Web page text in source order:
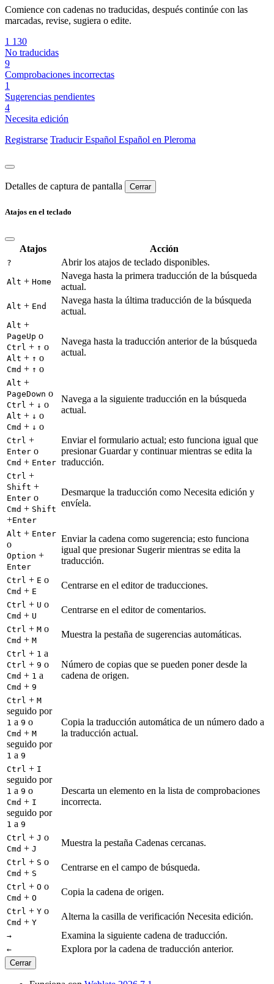
Comience con cadenas no traducidas, después continúe con las
marcadas, revise, sugiera o edite.
1 130
No traducidas
9
Comprobaciones incorrectas
1
Sugerencias pendientes
4
Necesita edición
Registrarse Traducir Español Español en Pleroma
Detalles de captura de pantalla Cerrar
Atajos en el teclado
Atajos Acción
? Abrir los atajos de teclado disponibles.
Alt + Home
Navega hasta la primera traducción de la búsqueda
actual.
Alt + End
Navega hasta la última traducción de la búsqueda
actual.
Alt +
PageUp o
Ctrl + ↑ o
Alt + ↑ o
Cmd + ↑ o
Navega hasta la traducción anterior de la búsqueda
actual.
Alt +
PageDown o
Ctrl + ↓ o
Alt + ↓ o
Cmd + ↓ o
Navega a la siguiente traducción en la búsqueda
actual.
Ctrl +
Enter o
Cmd + Enter
Enviar el formulario actual; esto funciona igual que
presionar Guardar y continuar mientras se edita la
traducción.
Ctrl +
Shift +
Enter o
Cmd + Shift
+Enter
Desmarque la traducción como Necesita edición y
envíela.
Alt + Enter
o
Option +
Enter
Enviar la cadena como sugerencia; esto funciona
igual que presionar Sugerir mientras se edita la
traducción.
Ctrl + E o
Cmd + E
Centrarse en el editor de traducciones.
Ctrl + U o
Cmd + U
Centrarse en el editor de comentarios.
Ctrl + M o
Cmd + M
Muestra la pestaña de sugerencias automáticas.
Ctrl + 1 a
Ctrl + 9 o
Cmd + 1 a
Cmd + 9
Número de copias que se pueden poner desde la
cadena de origen.
Ctrl + M
seguido por
1 a 9 o
Cmd + M
seguido por
1 a 9
Copia la traducción automática de un número dado a
la traducción actual.
Ctrl + I
seguido por
1 a 9 o
Cmd + I
seguido por
1 a 9
Descarta un elemento en la lista de comprobaciones
incorrecta.
Ctrl + J o
Cmd + J
Muestra la pestaña Cadenas cercanas.
Ctrl + S o
Cmd + S
Centrarse en el campo de búsqueda.
Ctrl + O o
Cmd + O
Copia la cadena de origen.
Ctrl + Y o
Cmd + Y
Alterna la casilla de verificación Necesita edición.
→ Examina la siguiente cadena de traducción.
← Explora por la cadena de traducción anterior.
Cerrar